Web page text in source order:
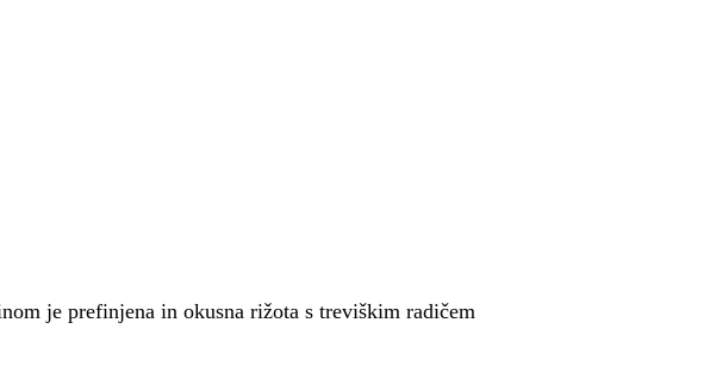
je prefinjena in okusna rižota s treviškim radičem